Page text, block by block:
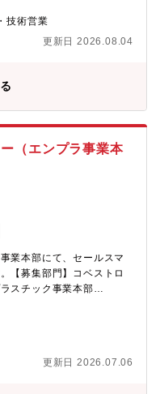
後、パスカルの強みでも
した。その後、中国、ド
点を構えています。新業
」「国内唯一」といった
む）を超えるまでになって
ドイツ、タイ、台湾、中
社へと取引先を拡大して
殊な機器【顧客】・自動
やパフォーマンスが評価
ツ、タイ、台湾、中国、
★将来的には、韓国にあ
ど、全世界にある韓国系
技術営業
更新日 2026.08.04
（エンプラ事業本
業本部にて、セールスマ
【募集部門】コベストロ
スチック事業本部
更新日 2026.07.06